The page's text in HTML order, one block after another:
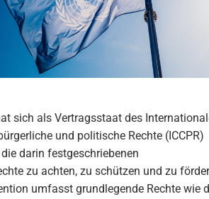
sich als Vertragsstaat des
und politische Rechte (ICCPR)
darin festgeschriebenen
zu achten, zu schützen und zu
umfasst grundlegende Rechte wie